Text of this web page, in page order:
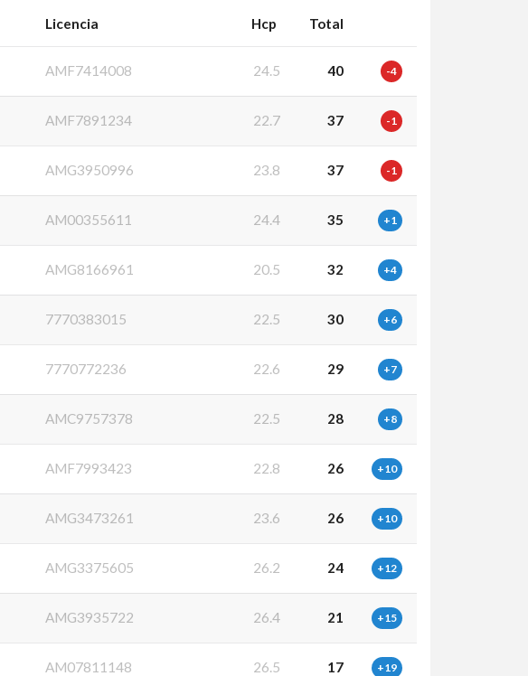
Licencia Hcp Total
AMF7414008 24.5 40 -4
AMF7891234 22.7 37 -1
AMG3950996 23.8 37 -1
AM00355611 24.4 35 +1
AMG8166961 20.5 32 +4
7770383015 22.5 30 +6
7770772236 22.6 29 +7
AMC9757378 22.5 28 +8
AMF7993423 22.8 26 +10
AMG3473261 23.6 26 +10
AMG3375605 26.2 24 +12
AMG3935722 26.4 21 +15
AM07811148 26.5 17 +19